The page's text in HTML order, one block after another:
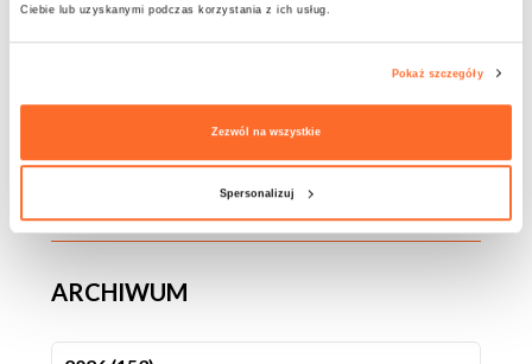
Ciebie lub uzyskanymi podczas korzystania z ich usług.
Pokaż szczegóły
Zezwól na wszystkie
Spersonalizuj
Wizyta Mazowieckiego Wojewódzkiego
Konserwatora Zabytków w ATA
Studentka ATA na scenie TEDxWarsaw!
ARCHIWUM